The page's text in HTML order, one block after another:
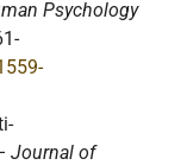
Psychology
Journal of